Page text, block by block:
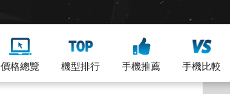
價格總覽 機型排行 手機推薦 手機比較